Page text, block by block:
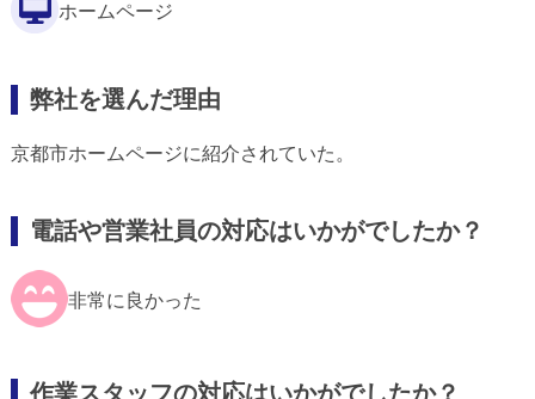
ホームページ
弊社を選んだ理由
京都市ホームページに紹介されていた。
電話や営業社員の対応はいかがでしたか？
非常に良かった
作業スタッフの対応はいかがでしたか？